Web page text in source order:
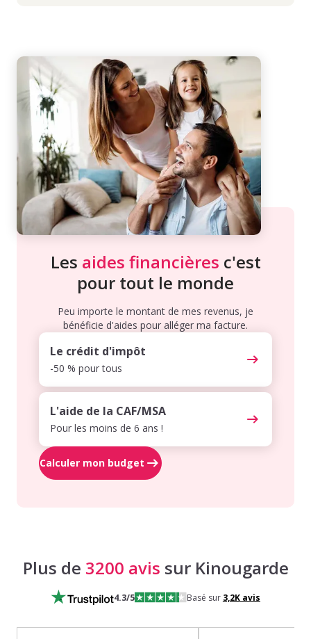
Les aides financières c'est
pour tout le monde
Peu importe le montant de mes revenus, je
bénéficie d'aides pour alléger ma facture.
Le crédit d'impôt
-50 % pour tous
L'aide de la CAF/MSA
Pour les moins de 6 ans !
Calculer mon budget
Plus de 3200 avis sur Kinougarde
4.3/5 Basé sur 3,2Kavis